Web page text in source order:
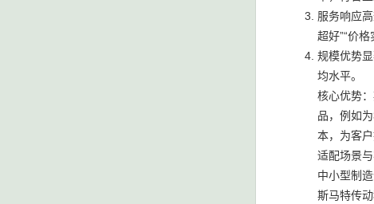
服务响应
超好”“价格
规模优势
均水平。
核心优势
品，例如
本，为客
适配场景
中小型制造
斯马特传